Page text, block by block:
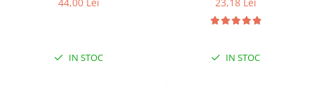
IN STOC IN STOC